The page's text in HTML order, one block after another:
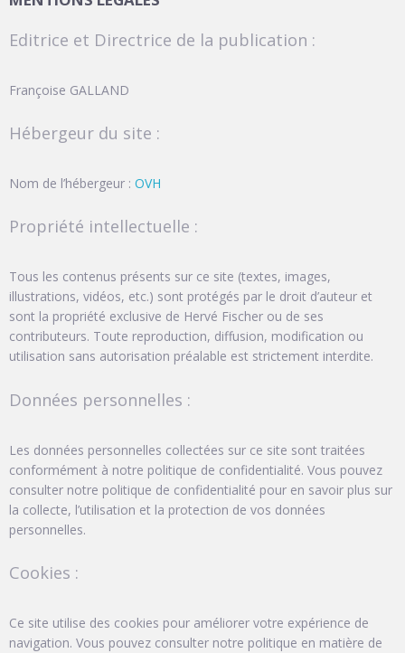
Editrice et Directrice de la publication :
Françoise GALLAND
Hébergeur du site :
Nom de l’hébergeur : OVH
Propriété intellectuelle :
Tous les contenus présents sur ce site (textes, images,
illustrations, vidéos, etc.) sont protégés par le droit d’auteur et
sont la propriété exclusive de Hervé Fischer ou de ses
contributeurs. Toute reproduction, diffusion, modification ou
utilisation sans autorisation préalable est strictement interdite.
Données personnelles :
Les données personnelles collectées sur ce site sont traitées
conformément à notre politique de confidentialité. Vous pouvez
consulter notre politique de confidentialité pour en savoir plus sur
la collecte, l’utilisation et la protection de vos données
personnelles.
Cookies :
Ce site utilise des cookies pour améliorer votre expérience de
navigation. Vous pouvez consulter notre politique en matière de